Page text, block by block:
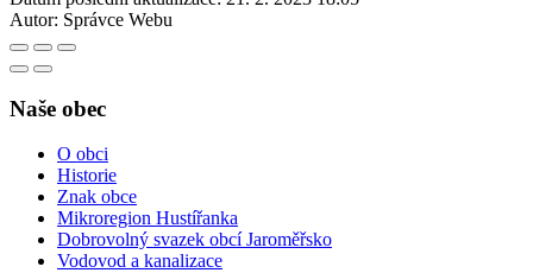
Autor: Správce Webu
Naše obec
O obci
Historie
Znak obce
Mikroregion Hustířanka
Dobrovolný svazek obcí Jaroměřsko
Vodovod a kanalizace